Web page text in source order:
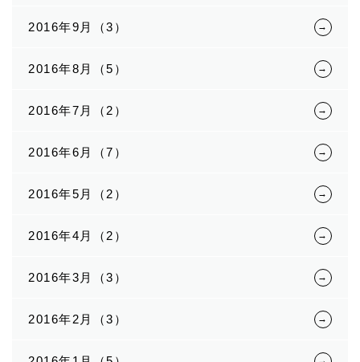
2016年9月（3）
2016年8月（5）
2016年7月（2）
2016年6月（7）
2016年5月（2）
2016年4月（2）
2016年3月（3）
2016年2月（3）